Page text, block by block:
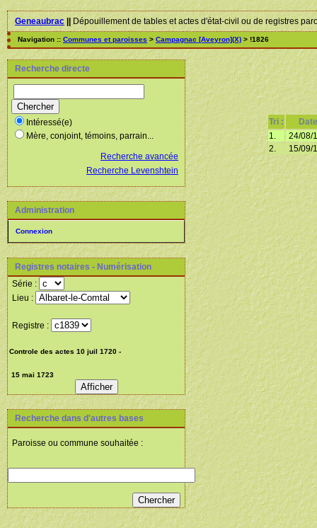
Geneaubrac||Dépouillement de tables et actes d'état-civil ou de registres
Navigation :: Communes et paroisses > Campagnac [Aveyron](X) > !1826
Recherche directe
Intéressé(e)
Mère, conjoint, témoins, parrain...
Recherche avancée
Recherche Levenshtein
Administration
Connexion
Registres notaires - Numérisation
Série :
Lieu :
Registre :
Recherche dans d'autres bases
Paroisse ou commune souhaitée :
Tri :
1.
24/08/
2.
15/09/